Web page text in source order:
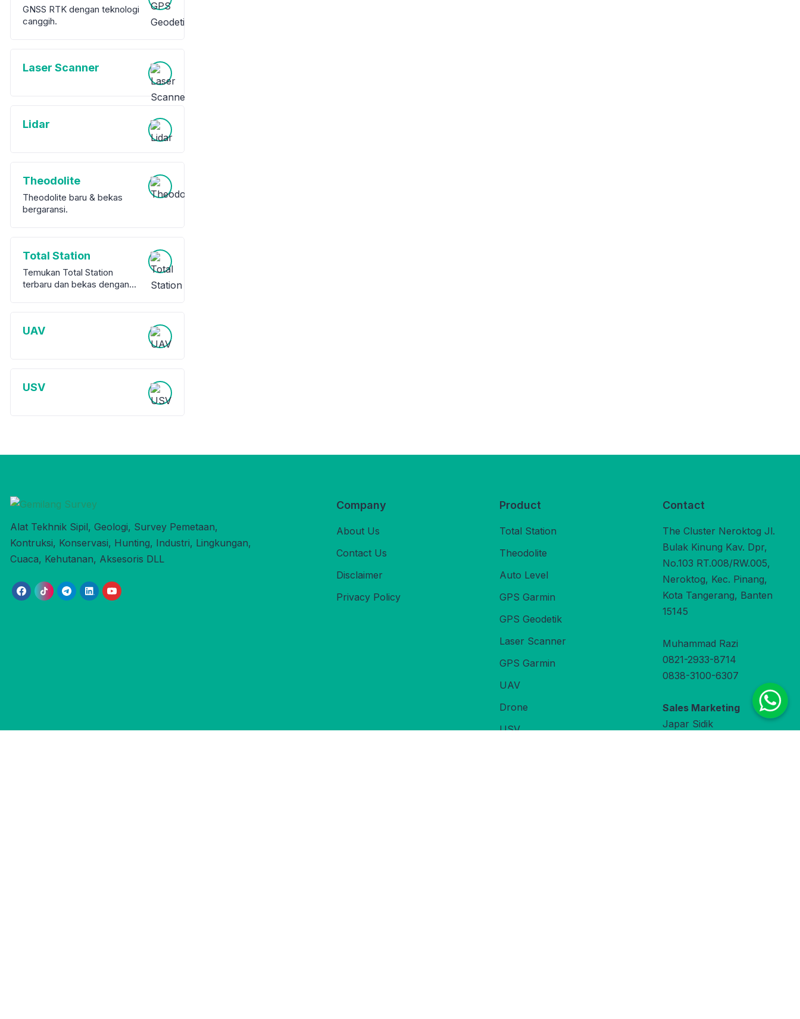
GNSS RTK dengan teknologi
canggih.
Laser Scanner
Lidar
Theodolite
Theodolite baru & bekas
bergaransi.
Total Station
Temukan Total Station
terbaru dan bekas dengan
peralatan survey berkualitas
UAV
USV
Alat Tekhnik Sipil, Geologi, Survey Pemetaan,
Kontruksi, Konservasi, Hunting, Industri, Lingkungan,
Cuaca, Kehutanan, Aksesoris DLL
Company
About Us
Contact Us
Disclaimer
Privacy Policy
Product
Total Station
Theodolite
Auto Level
GPS Garmin
GPS Geodetik
Laser Scanner
GPS Garmin
UAV
Drone
USV
Contact
The Cluster Neroktog Jl.
Bulak Kinung Kav. Dpr,
No.103 RT.008/RW.005,
Neroktog, Kec. Pinang,
Kota Tangerang, Banten
15145
Muhammad Razi
0821-2933-8714
0838-3100-6307
Sales Marketing
Japar Sidik